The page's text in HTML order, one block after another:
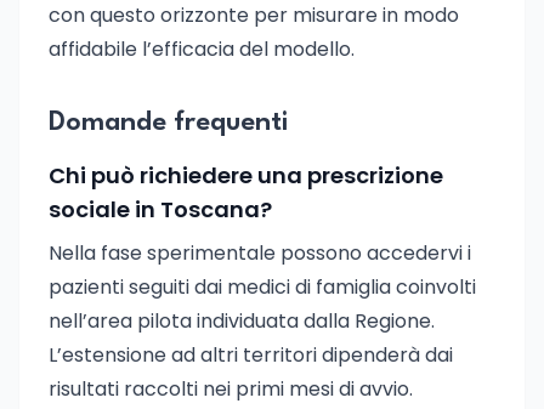
con questo orizzonte per misurare in modo
affidabile l’efficacia del modello.
Domande frequenti
Chi può richiedere una prescrizione
sociale in Toscana?
Nella fase sperimentale possono accedervi i
pazienti seguiti dai medici di famiglia coinvolti
nell’area pilota individuata dalla Regione.
L’estensione ad altri territori dipenderà dai
risultati raccolti nei primi mesi di avvio.